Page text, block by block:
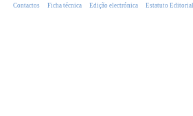
Contactos Ficha técnica Edição electrónica Estatuto Editorial